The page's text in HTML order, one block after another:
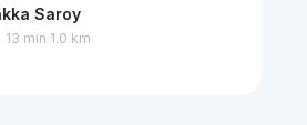
Saroy
13 min 1.0 km